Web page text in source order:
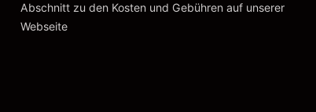
Kosten und Gebühren
Abschnitt zu den Kosten und Gebühren auf unserer
Webseite